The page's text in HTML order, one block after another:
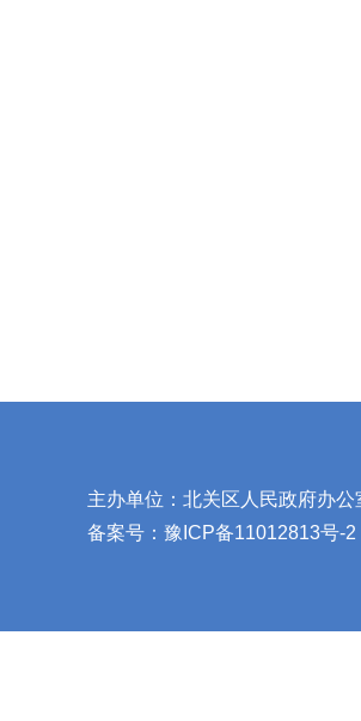
主办单位：北关区人民政府办
备案号： 豫ICP备11012813号-2